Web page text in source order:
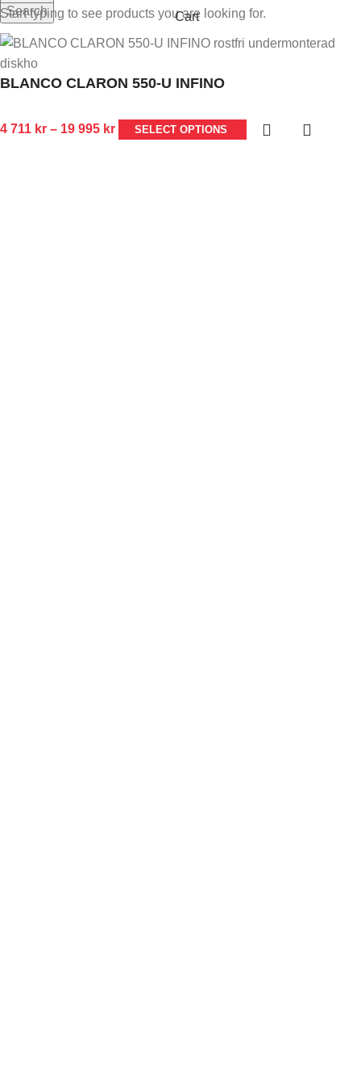
Search
Start typing to see products you are looking for.
Cart
BLANCO CLARON 550-U INFINO
4 711 kr – 19 995 kr SELECT OPTIONS